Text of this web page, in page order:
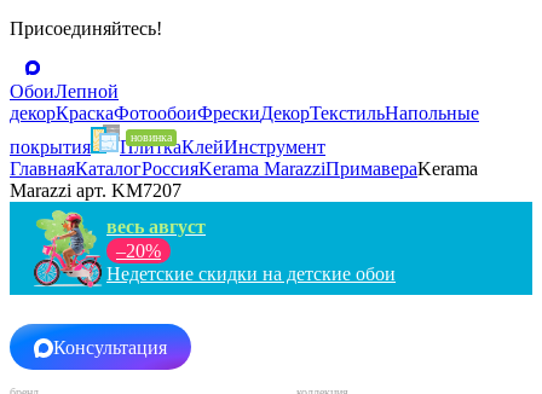
Присоединяйтесь!
ОбоиЛепной
декорКраскаФотообоиФрескиДекорТекстильНапольные
покрытия
ПлиткаКлейИнструмент
ГлавнаяКаталогРоссияKerama MarazziПримавераKerama
Marazzi арт. KM7207
весь август
–20%
Недетские скидки на детские обои
Консультация